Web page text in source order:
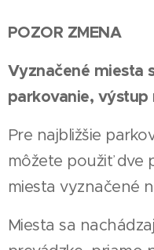
POZOR ZMENA
Vyznačené miesta
parkovanie,
Pre najbližšie
môžete použiť dve
miesta vyznačené
Miesta sa